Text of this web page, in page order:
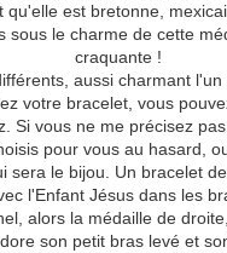
qu'elle est bretonne,
sous le charme de cette
craquante !
aussi charmant l'un
votre bracelet, vous
Si vous ne me précisez
pour vous au hasard,
sera le bijou. Un bracelet
l'Enfant Jésus dans les
alors la médaille de
son petit bras levé et